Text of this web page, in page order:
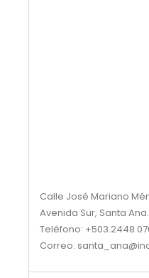
Calle José Mariano
Avenida Sur, Santa Ana.
Teléfono:
Correo: